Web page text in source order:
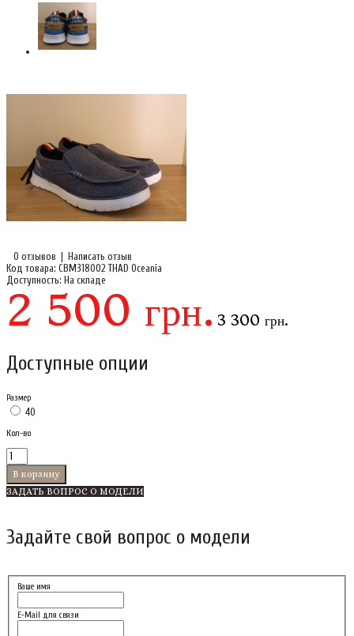
0 отзывов
Написать отзыв
Код товара: CBM318002 THAD Oceania
Доступность: На складе
2 500 грн. 3 300 грн.
Доступные опции
Размер
40
Кол-во
ЗАДАТЬ ВОПРОС О МОДЕЛИ
Задайте свой вопрос о модели
Ваше имя
E-Mail для связи